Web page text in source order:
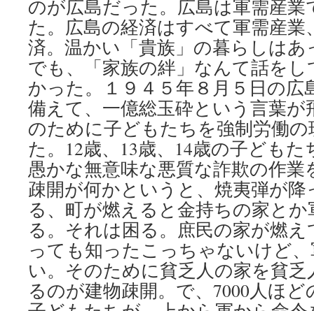
のが広島だった。広島は軍需産
た。広島の経済はすべて軍需産業
済。温かい「貴族」の暮らしは
でも、「家族の絆」なんて話を
かった。１９４５年８月５日の広
備えて、一億総玉砕という言葉
のために子どもたちを強制労働
た。12歳、13歳、14歳の子ども
愚かな無意味な悪質な詐欺の作
疎開が何かというと、焼夷弾が
る、町が燃えると金持ちの家と
る。それは困る。庶民の家が燃
っても知ったこっちゃないけど
い。そのために貧乏人の家を貧
るのが建物疎開。で、7000人ほど